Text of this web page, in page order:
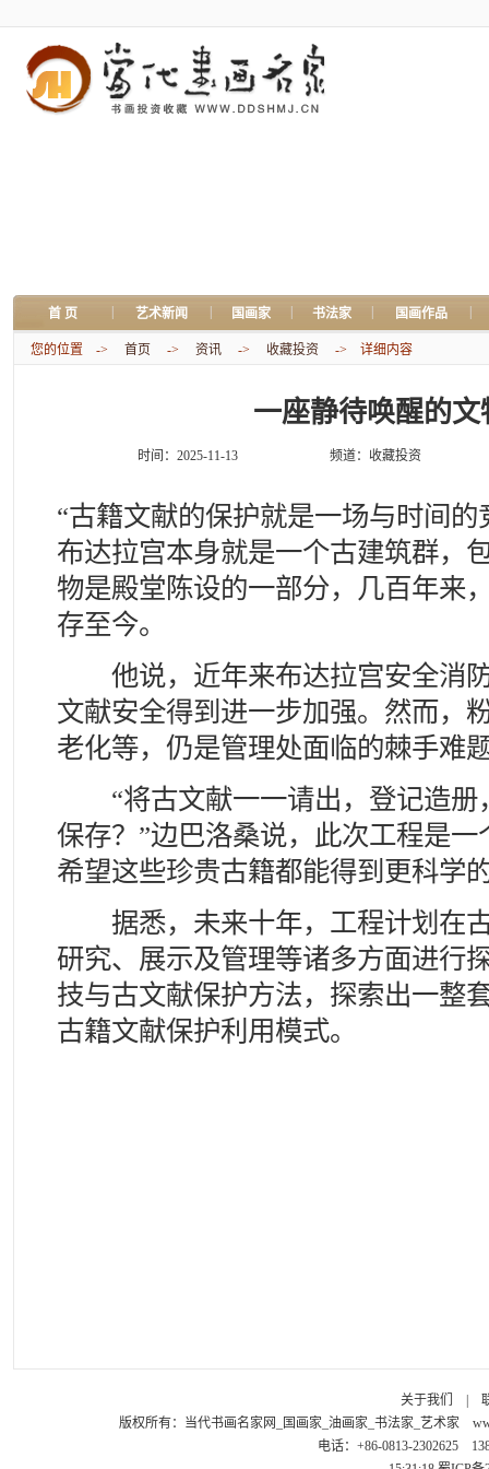
首 页 艺术新闻 国画家 书法家 国画作品
您的位置 -> 首页 -> 资讯 -> 收藏投资 -> 详细内容
一座静待唤醒的文
时间：2025-11-13 频道： 收藏投资
“古籍文献的保护就是一场与时间
布达拉宫本身就是一个古建筑群，
物是殿堂陈设的一部分，几百年来
存至今。
他说，近年来布达拉宫安全消
文献安全得到进一步加强。然而，
老化等，仍是管理处面临的棘手难
“将古文献一一请出，登记造册
保存？”边巴洛桑说，此次工程是
希望这些珍贵古籍都能得到更科学
据悉，未来十年，工程计划在
研究、展示及管理等诸多方面进行
技与古文献保护方法，探索出一整
古籍文献保护利用模式。
关于我们
版权所有： 当代书画名家网_国画家_油画家_书法家_艺术家
电话：+86-0813-2302625